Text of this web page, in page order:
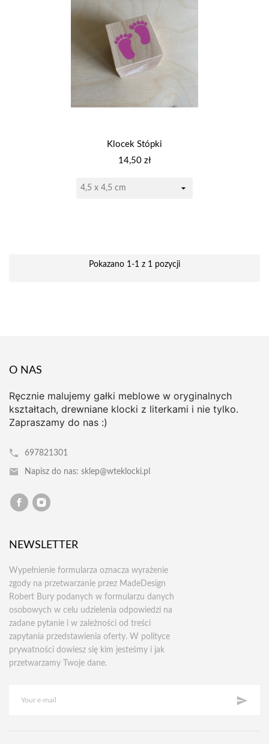
Klocek Stópki
Cena
14,50 zł
Pokazano 1-1 z 1 pozycji
O NAS
Ręcznie malujemy gałki meblowe w oryginalnych
kształtach, drewniane klocki z literkami i nie tylko.
Zapraszamy do nas :)
697821301
Napisz do nas: sklep@wteklocki.pl
NEWSLETTER
Wypełnienie formularza oznacza wyrażenie
zgody na przetwarzanie przez MadeDesign
Robert Bury podanych w formularzu danych
osobowych w celu udzielenia odpowiedzi na
zadane pytanie i w zależności od treści
zapytania przedstawienia oferty. W polityce
prywatności dowiesz się kim jesteśmy i jak
przetwarzamy Twoje dane.
